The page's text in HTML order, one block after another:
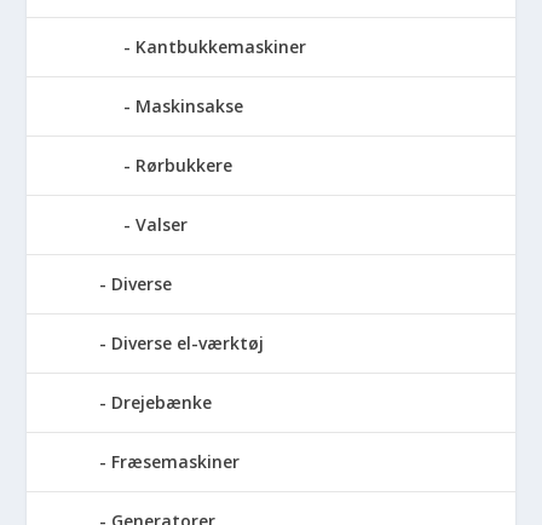
Kantbukkemaskiner
Maskinsakse
Rørbukkere
Valser
Diverse
Diverse el-værktøj
Drejebænke
Fræsemaskiner